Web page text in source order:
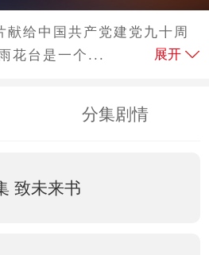
献给中国共产党建党九十周
花台是一个...
展开
分集剧情
致未来书